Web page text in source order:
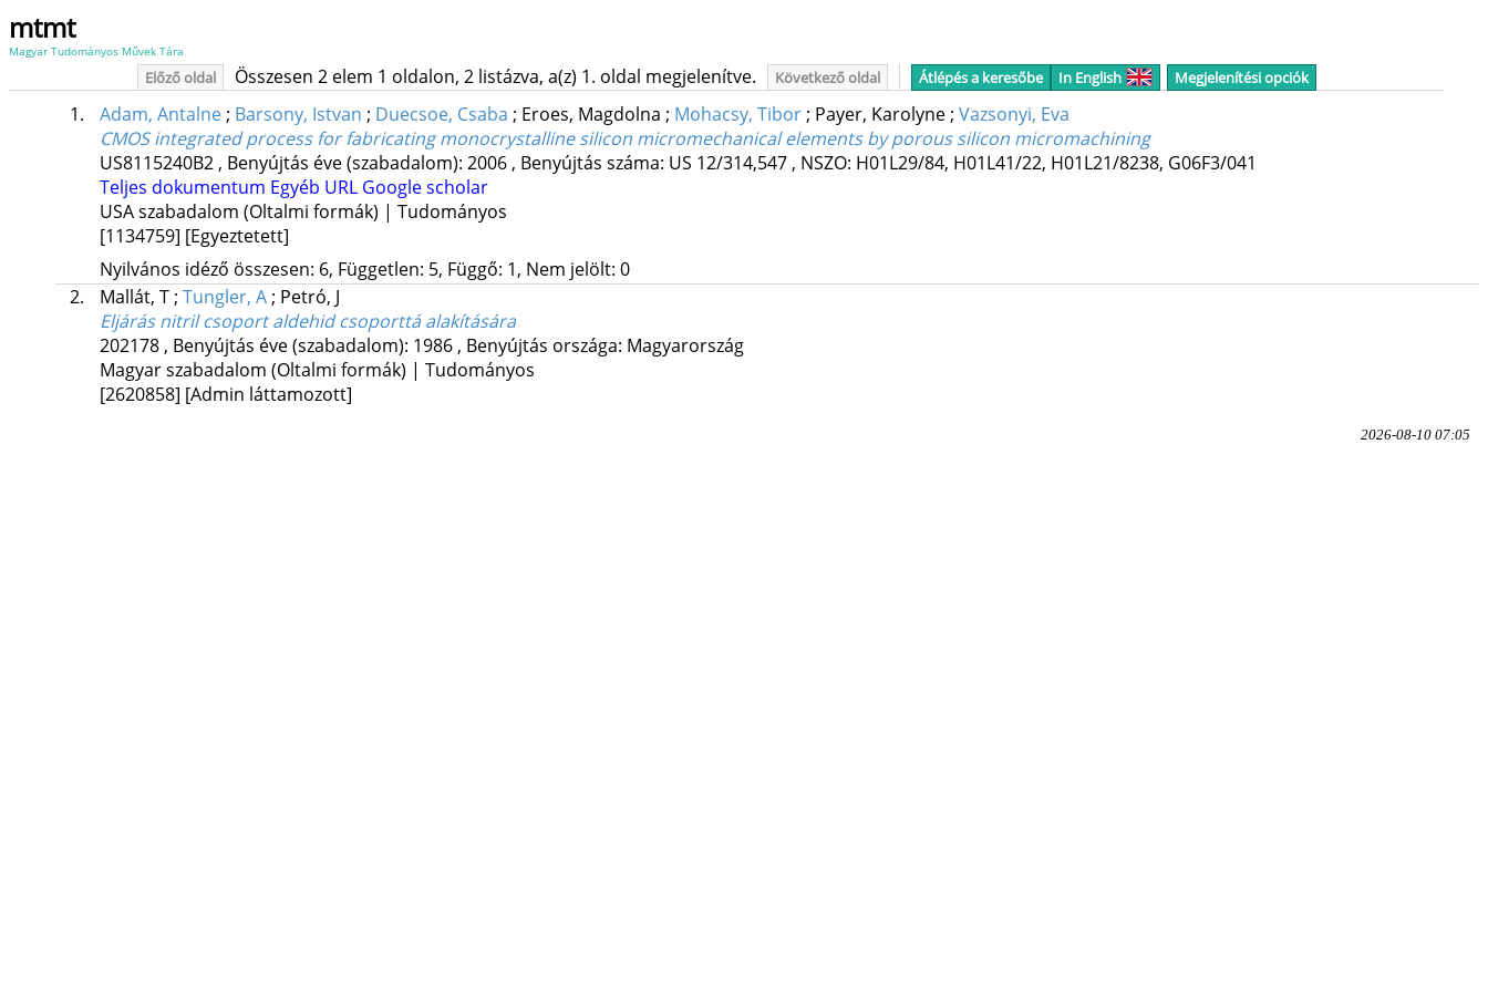
mtmt
Magyar Tudományos Művek Tára
Előző oldal Összesen 2 elem 1 oldalon, 2 listázva, a(z) 1. oldal megjelenítve. Következő oldal Átlépés a keresőbe In English Megjelenítési opciók
1. Adam, Antalne; Barsony, Istvan ; Duecsoe, Csaba ; Eroes, Magdolna ; Mohacsy, Tibor; Payer, Karolyne; Vazsonyi, Eva
CMOS integrated process for fabricating monocrystalline silicon micromechanical elements by porous silicon micromachining
US8115240B2, Benyújtás éve (szabadalom): 2006, Benyújtás száma: US 12/314,547, NSZO: H01L29/84, H01L41/22, H01L21/8238, G06F3/041
Teljes dokumentum Egyéb URL Google scholar
USA szabadalom (Oltalmi formák) | Tudományos
[1134759] [Egyeztetett]
Nyilvános idéző összesen: 6, Független: 5, Függő: 1, Nem jelölt: 0
2.
Mallát, T; Tungler, A; Petró, J
Eljárás nitril csoport aldehid csoporttá alakítására
202178, Benyújtás éve (szabadalom): 1986, Benyújtás országa: Magyarország
Magyar szabadalom (Oltalmi formák) | Tudományos
[2620858] [Admin láttamozott]
2026-08-10 07:05